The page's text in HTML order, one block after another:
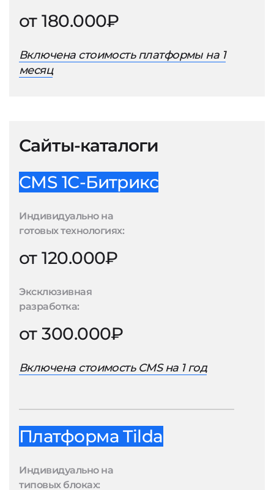
от 180.000₽
Включена стоимость платформы на 1
месяц
Сайты-каталоги
CMS 1С-Битрикс
Индивидуально на
готовых технологиях:
от 120.000₽
Эксклюзивная
разработка:
от 300.000₽
Включена стоимость CMS на 1 год
Платформа Tilda
Индивидуально на
типовых блоках: